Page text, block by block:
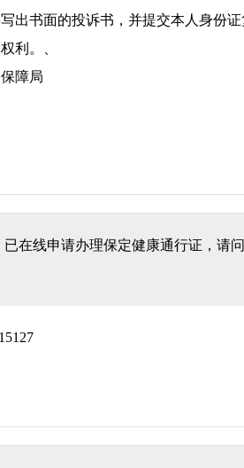
出书面的投诉书，并提交本人身份证
利。、
障局
在线申请办理保定健康通行证，请